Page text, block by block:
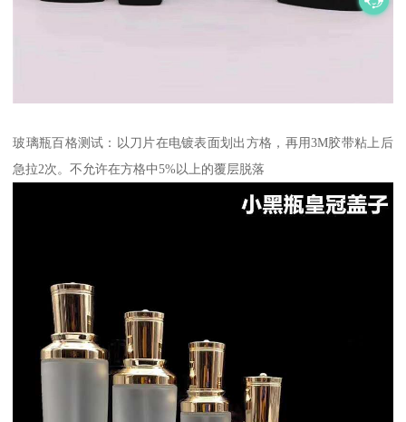
玻璃瓶百格测试：以刀片在电镀表面划出方格，再用3M胶带粘上后
急拉2次。不允许在方格中5%以上的覆层脱落